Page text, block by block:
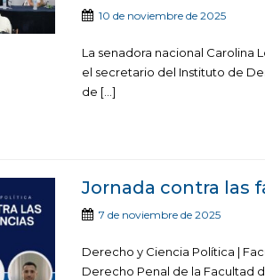
10 de noviembre de 2025
La senadora nacional Carolina
el secretario del Instituto de
de […]
Jornada contra las
7 de noviembre de 2025
Derecho y Ciencia Política |
Derecho Penal de la Facultad